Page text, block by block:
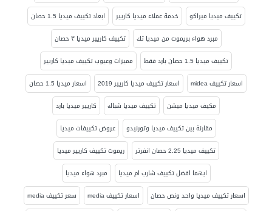
تكييف ميديا ميراكو
خدمة عملاء ميديا كاريير
ابعاد تكييف ميديا 1.5 حصان
مبرد هواء بريموت من ميديا تك
تكييف كاريير ميديا ٣ حصان
تكييف ميديا 1.5 حصان بارد فقط
مميزات وعيوب تكييف ميديا كاريير
اسعار تكييف midea
اسعار تكييف ميديا كاريير 2019
اسعار ميديا 1.5 حصان
مكيف ميديا ميشن
تكييف ميديا شباك
كاريير ميديا بارد
مقارنة بين تكييف ميديا وتورنيدو
عروض تكييفات ميديا
تكييف ميديا 2.25 حصان انفرتر
ريموت تكييف كاريير ميديا
ايهما افضل تكييف شارب ام ميديا
مبرد هواء ميديا
اسعار تكييف ميديا واحد ونص حصان
اسعار تكييف media
سعر تكييف media